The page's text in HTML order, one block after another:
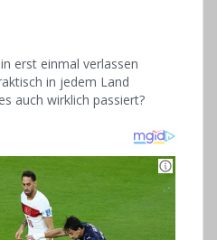
erst einmal verlassen
in jedem Land
auch wirklich passiert?